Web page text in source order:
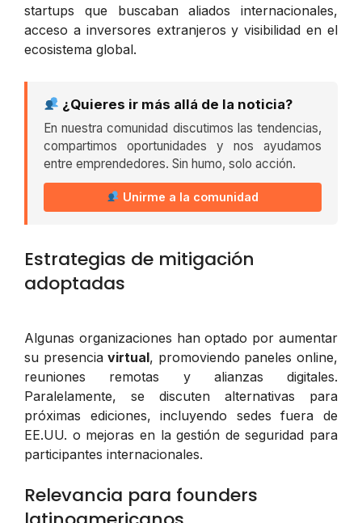
startups que buscaban aliados internacionales,
acceso a inversores extranjeros y visibilidad en el
ecosistema global.
¿Quieres ir más allá de la noticia?
En nuestra comunidad discutimos las tendencias,
compartimos oportunidades y nos ayudamos
entre emprendedores. Sin humo, solo acción.
Unirme a la comunidad
Estrategias de mitigación
adoptadas
Algunas organizaciones han optado por aumentar
su presenciavirtual, promoviendo paneles online,
reuniones remotas y alianzas digitales.
Paralelamente, se discuten alternativas para
próximas ediciones, incluyendo sedes fuera de
EE.UU. o mejoras en la gestión de seguridad para
participantes internacionales.
Relevancia para founders